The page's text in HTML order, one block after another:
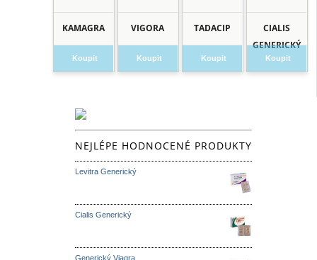
KAMAGRA
Koupit
VIGORA
Koupit
TADACIP
Koupit
CIALIS
GENERICKÝ
Koupit
NEJLÉPE HODNOCENÉ PRODUKTY
Levitra Generický
Cialis Generický
Generický Viagra